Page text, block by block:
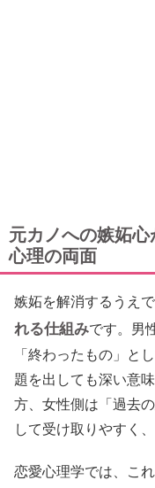
元カノへの嫉妬
心理の両面
嫉妬を解消するうえ
れる仕組みです。男
「終わったもの」と
題を出しても深い意
方、女性側は「過去
して受け取りやすく
恋愛心理学では、こ